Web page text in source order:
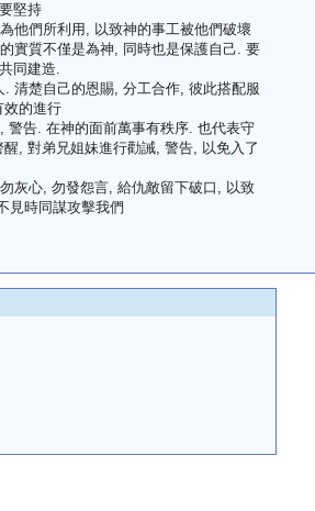
堅持
他們所利用, 以致神的事工被他們破壞
實質不僅是為神, 同時也是保護自己. 要
同建造.
. 清楚自己的恩賜, 分工合作, 彼此搭配服
效的進行
警告. 在神的面前萬事有秩序. 也代表守
, 對弟兄姐妹進行勸誡, 警告, 以免入了
灰心, 勿發怨言, 給仇敵留下破口, 以致
見時同謀攻擊我們